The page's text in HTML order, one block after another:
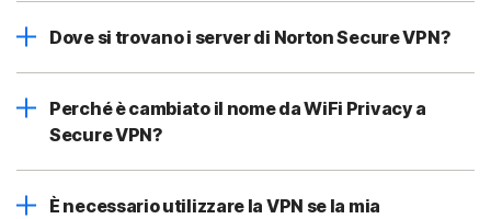
Dove si trovano i server di Norton Secure VPN?
Perché è cambiato il nome da WiFi Privacy a
Secure VPN?
È necessario utilizzare la VPN se la mia